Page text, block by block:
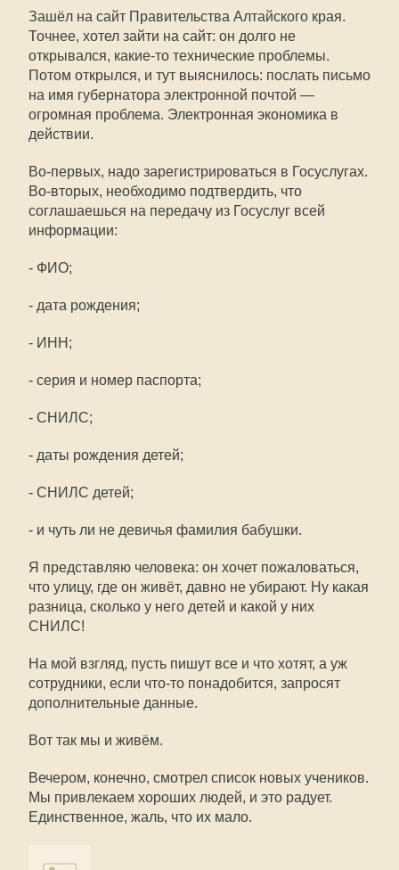
Зашёл на сайт Правительства Алтайского края.
Точнее, хотел зайти на сайт: он долго не
открывался, какие-то технические проблемы.
Потом открылся, и тут выяснилось: послать письмо
на имя губернатора электронной почтой —
огромная проблема. Электронная экономика в
действии.
Во-первых, надо зарегистрироваться в Госуслугах.
Во-вторых, необходимо подтвердить, что
соглашаешься на передачу из Госуслуг всей
информации:
- ФИО;
- дата рождения;
- ИНН;
- серия и номер паспорта;
- СНИЛС;
- даты рождения детей;
- СНИЛС детей;
- и чуть ли не девичья фамилия бабушки.
Я представляю человека: он хочет пожаловаться,
что улицу, где он живёт, давно не убирают. Ну какая
разница, сколько у него детей и какой у них
СНИЛС!
На мой взгляд, пусть пишут все и что хотят, а уж
сотрудники, если что-то понадобится, запросят
дополнительные данные.
Вот так мы и живём.
Вечером, конечно, смотрел список новых учеников.
Мы привлекаем хороших людей, и это радует.
Единственное, жаль, что их мало.